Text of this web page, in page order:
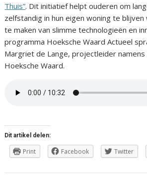
Thuis”. Dit initiatief helpt ouderen om
zelfstandig in hun eigen woning te
te maken van slimme technologieën en
programma Hoeksche Waard Actueel
Margriet de Lange, projectleider
Hoeksche Waard.
Dit artikel delen:
Print Facebook Twitter